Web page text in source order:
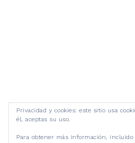
Privacidad y cookies: este sitio usa
él, aceptas su uso.
Para obtener más información, incluido